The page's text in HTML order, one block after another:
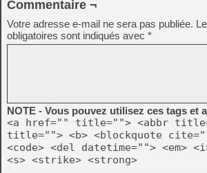
Commentaire ¬
Votre adresse e-mail ne sera pas publiée.
obligatoires sont indiqués avec *
NOTE - Vous pouvez utilisez ces tags et
<a href="" title=""> <abbr
title=""> <b> <blockquote
<code> <del datetime=""> <em>
<s> <strike> <strong>